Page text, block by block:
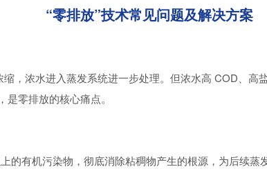
“零排放”技术常见问题及解决方案
缩，浓水进入蒸发系统进一步处理。但浓水高 COD、高
零排放的核心痛点。
的有机污染物，彻底消除粘稠物产生的根源，为后续